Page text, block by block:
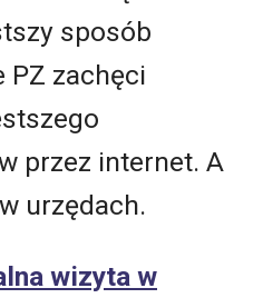
sposób
PZ zachęci
przez internet. A
urzędach.
wizyta w